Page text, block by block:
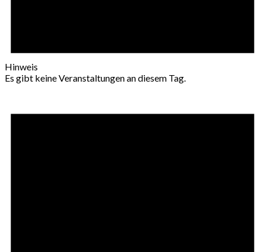
Hinweis
Es gibt keine Veranstaltungen an diesem Tag.